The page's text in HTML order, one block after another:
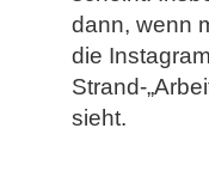
dann, wenn
die
Strand-
sieht.